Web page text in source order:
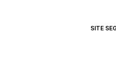
SITE